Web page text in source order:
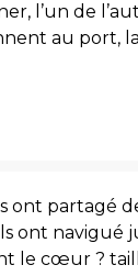
l’un de
au port,
partagé
ont navigué
le cœur ?